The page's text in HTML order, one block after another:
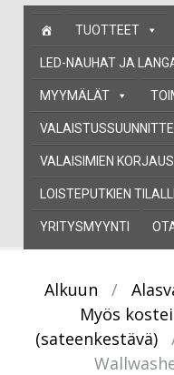
Skip
content
TUOTTEET
LED-NAUHAT JA
MYYMÄLÄT
VALAISIMIEN
LOISTEPUTKIEN
YRITYSMYYNTI
Alkuun /
Myös
(sateenkestävä)